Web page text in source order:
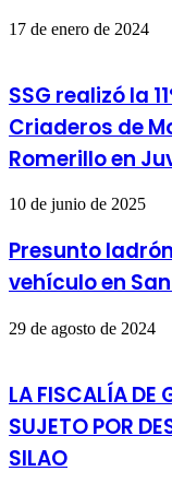
17 de enero de 2024
SSG realizó la
Criaderos de
Romerillo en
10 de junio de 2025
Presunto
vehículo en
29 de agosto de 2024
LA FISCALÍA DE
SUJETO POR
SILAO